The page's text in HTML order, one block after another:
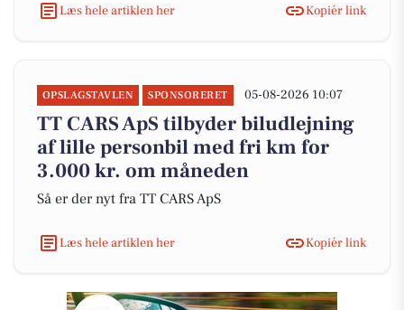
Læs hele artiklen her Kopiér link
OPSLAGSTAVLEN SPONSORERET 05-08-2026 10:07
TT CARS ApS tilbyder biludlejning
af lille personbil med fri km for
3.000 kr. om måneden
Så er der nyt fra TT CARS ApS
Læs hele artiklen her Kopiér link